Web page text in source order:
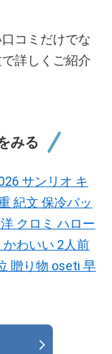
コミだけでな
詳しくご紹介
みる
サンリオ キ
紀文 保冷バッ
クロミ ハロー
わいい 2人前
贈り物 oseti 早